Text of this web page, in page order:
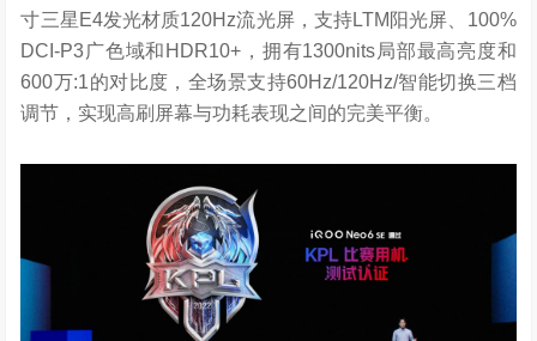
寸三星E4发光材质120Hz流光屏，支持LTM阳光屏、100%
DCI-P3广色域和HDR10+，拥有1300nits局部最高亮度和
600万:1的对比度，全场景支持60Hz/120Hz/智能切换三档
调节，实现高刷屏幕与功耗表现之间的完美平衡。